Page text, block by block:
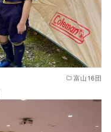
富山16団